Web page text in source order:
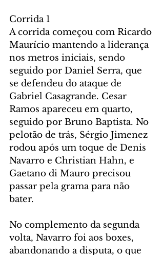
Corrida 1
A corrida começou com Ricardo
Maurício mantendo a liderança
nos metros iniciais, sendo
seguido por Daniel Serra, que
se defendeu do ataque de
Gabriel Casagrande. Cesar
Ramos apareceu em quarto,
seguido por Bruno Baptista. No
pelotão de trás, Sérgio Jimenez
rodou após um toque de Denis
Navarro e Christian Hahn, e
Gaetano di Mauro precisou
passar pela grama para não
bater.
No complemento da segunda
volta, Navarro foi aos boxes,
abandonando a disputa, o que